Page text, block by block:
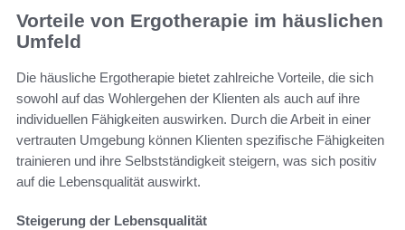
Vorteile von Ergotherapie im häuslichen
Umfeld
Die häusliche Ergotherapie bietet zahlreiche Vorteile, die sich
sowohl auf das Wohlergehen der Klienten als auch auf ihre
individuellen Fähigkeiten auswirken. Durch die Arbeit in einer
vertrauten Umgebung können Klienten spezifische Fähigkeiten
trainieren und ihre Selbstständigkeit steigern, was sich positiv
auf die Lebensqualität auswirkt.
Steigerung der Lebensqualität